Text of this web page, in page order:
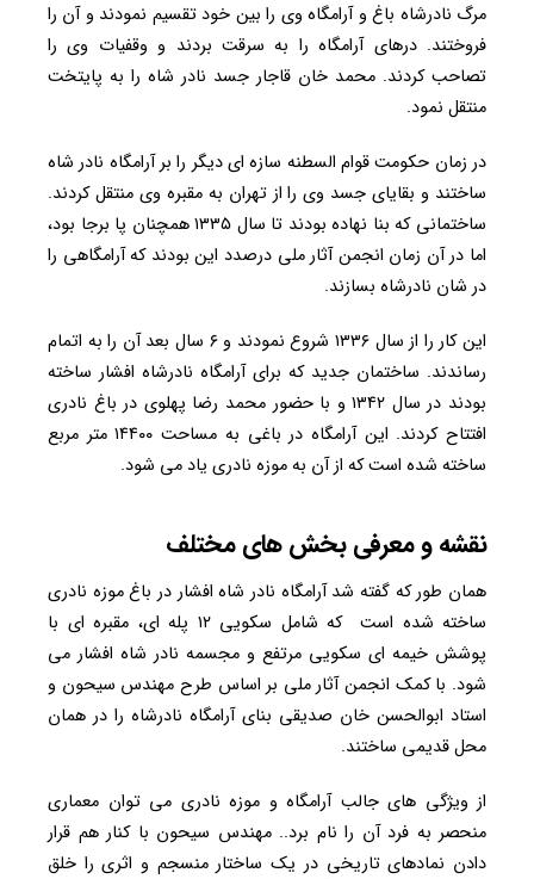
مرگ نادرشاه باغ و آرامگاه وی را بین خود تقسیم نمودند و آن را
فروختند. درهای آرامگاه را به سرقت بردند و وقفیات وی را
تصاحب کردند. محمد خان قاجار جسد نادر شاه را به پایتخت
منتقل نمود.
در زمان حکومت قوام السطنه سازه ای دیگر را بر آرامگاه نادر شاه
ساختند و بقایای جسد وی را از تهران به مقبره وی منتقل کردند.
ساختمانی که بنا نهاده بودند تا سال ۱۳۳۵ همچنان پا برجا بود،
اما در آن زمان انجمن آثار ملی درصدد این بودند که آرامگاهی را
در شان نادرشاه بسازند.
این کار را از سال ۱۳۳۶ شروع نمودند و ۶ سال بعد آن را به اتمام
رساندند. ساختمان جدید که برای آرامگاه نادرشاه افشار ساخته
بودند در سال ۱۳۴۲ و با حضور محمد رضا پهلوی در باغ نادری
افتتاح کردند. این آرامگاه در باغی به مساحت ۱۴۴۰۰ متر مربع
ساخته شده است که از آن به موزه نادری یاد می شود.
نقشه و معرفی بخش های مختلف
همان طور که گفته شد آرامگاه نادر شاه افشار در باغ موزه نادری
ساخته شده است که شامل سکویی ۱۲ پله ای، مقبره ای با
پوشش خیمه ای سکویی مرتفع و مجسمه نادر شاه افشار می
شود. با کمک انجمن آثار ملی بر اساس طرح مهندس سیحون و
استاد ابوالحسن خان صدیقی بنای آرامگاه نادرشاه را در همان
محل قدیمی ساختند.
از ویژگی های جالب آرامگاه و موزه نادری می توان معماری
منحصر به فرد آن را نام برد.. مهندس سیحون با کنار هم قرار
دادن نمادهای تاریخی در یک ساختار منسجم و اثری را خلق